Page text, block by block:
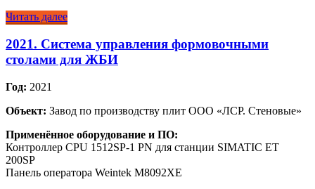
Читать далее
2021. Система управления формовочными
столами для ЖБИ
Год: 2021
Объект: Завод по производству плит ООО «ЛСР. Стеновые»
Применённое оборудование и ПО:
Контроллер CPU 1512SP-1 PN для станции SIMATIC ET
200SP
Панель оператора Weintek M8092XE